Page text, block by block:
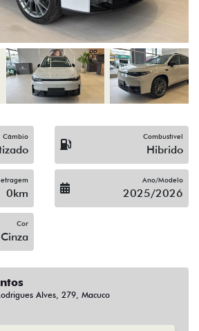
Câmbio Combustível
Hibrido
0km
Ano/Modelo
2025/2026
Cor
Cinza
Alves, 279, Macuco